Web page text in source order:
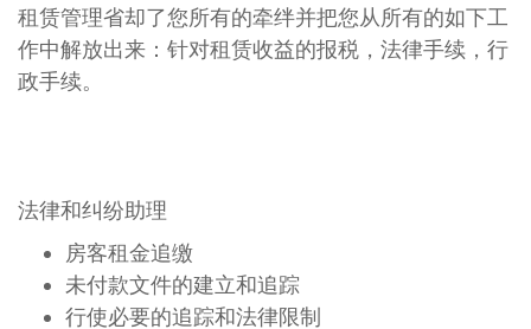
租赁管理省却了您所有的牵绊并把您从所有的如下工
作中解放出来：针对租赁收益的报税，法律手续，行
政手续。
法律和纠纷助理
房客租金追缴
未付款文件的建立和追踪
行使必要的追踪和法律限制